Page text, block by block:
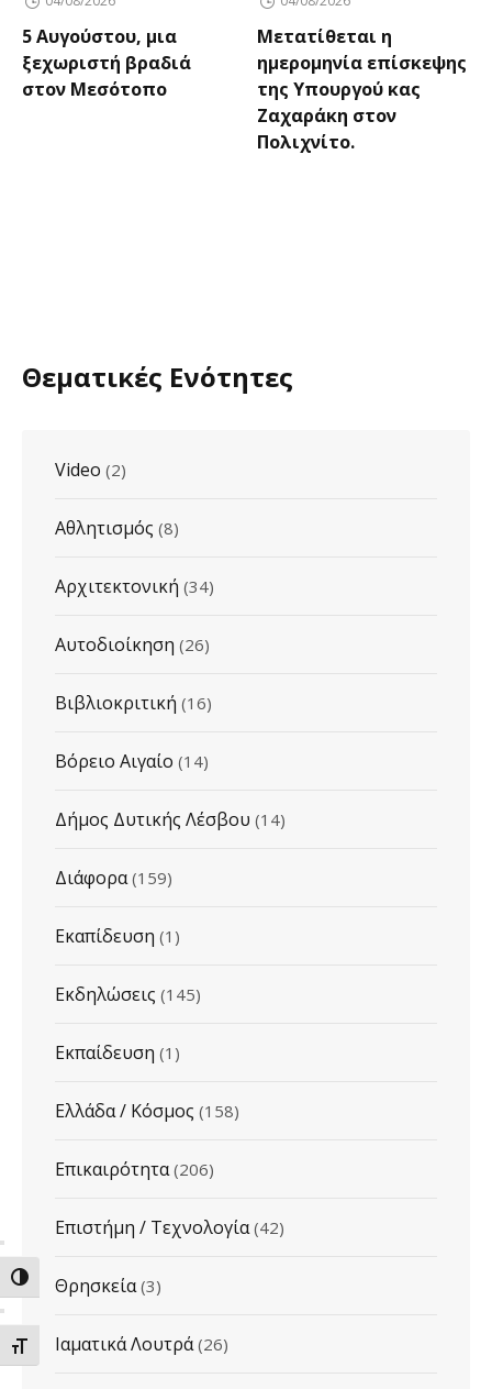
ΕΝΑΛΛΑΓΗ ΥΨΗΛΗΣ ΑΝΤΙΘΕΣΗΣ
ΕΝΑΛΛΑΓΗ ΜΕΓΕΘΟΥΣ ΓΡΑΜΜΑΤΩΝ
5 Αυγούστου, μια
ξεχωριστή βραδιά
στον Μεσότοπο
Μετατίθεται η
ημερομηνία επίσκεψης
της Υπουργού κας
Ζαχαράκη στον
Πολιχνίτο.
Θεματικές Ενότητες
Video (2)
Αθλητισμός (8)
Αρχιτεκτονική (34)
Αυτοδιοίκηση (26)
Βιβλιοκριτική (16)
Βόρειο Αιγαίο (14)
Δήμος Δυτικής Λέσβου (14)
Διάφορα(159)
Εκαπίδευση (1)
Εκδηλώσεις (145)
Εκπαίδευση (1)
Ελλάδα / Κόσμος (158)
Επικαιρότητα(206)
Επιστήμη / Τεχνολογία(42)
Θρησκεία(3)
Ιαματικά Λουτρά(26)